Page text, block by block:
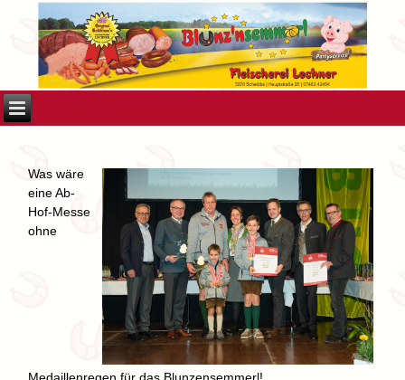
Was wäre
eine Ab-
Hof-Messe
ohne